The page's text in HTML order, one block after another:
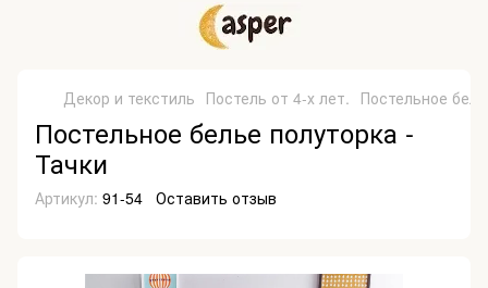
Декор и текстиль Постель от 4-х лет. Постельное
Постельное белье полуторка -
Тачки
Артикул: 91-54 Оставить отзыв